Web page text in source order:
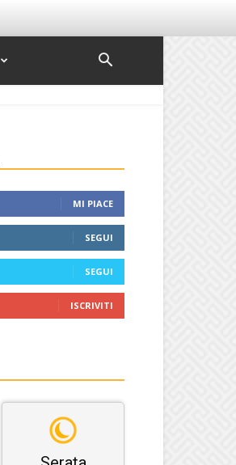
MI PIACE
SEGUI
SEGUI
ISCRIVITI